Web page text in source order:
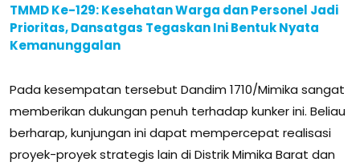
TMMD Ke-129: Kesehatan Warga dan Personel Jadi
Prioritas, Dansatgas Tegaskan Ini Bentuk Nyata
Kemanunggalan
Pada kesempatan tersebut Dandim 1710/Mimika sangat
memberikan dukungan penuh terhadap kunker ini. Beliau
berharap, kunjungan ini dapat mempercepat realisasi
proyek-proyek strategis lain di Distrik Mimika Barat dan